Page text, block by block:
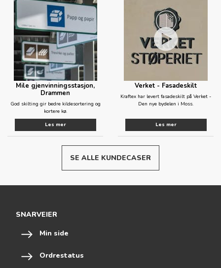
Mile gjenvinningsstasjon,
Drammen
God skilting gir bedre kildesortering og
kortere kø.
Les mer
Verket - Fasadeskilt
Kraftex har levert fasadeskilt på Verket -
Den nye bydelen i Moss.
Les mer
SE ALLE KUNDECASER
SNARVEIER
Min side
Ordrestatus